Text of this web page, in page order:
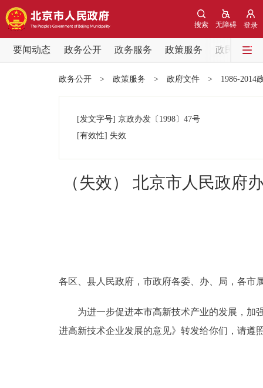
登录
无障碍
搜索
要闻动态 政务公开 政务服务 政策服务
政民互动
党中央精神
政务公开
政务服务
政务公开 > 政策服务 > 政府文件 > 1986-2014
[发文字号] 京政办发 〔1998〕 47号
[有效性] 失效
（失效） 北京市人民政府
各区、县人民政府，市政府各委、办、局，各市
为进一步促进本市高新技术产业的发展，加强
进高新技术企业发展的意见》转发给你们，请遵